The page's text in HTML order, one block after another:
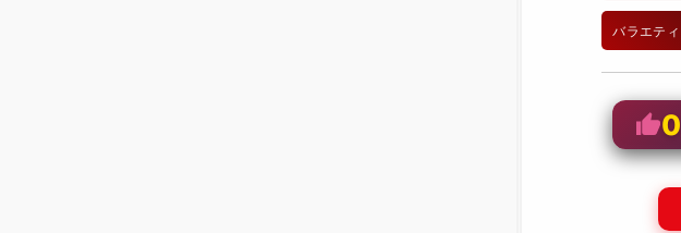
バラエティ
0